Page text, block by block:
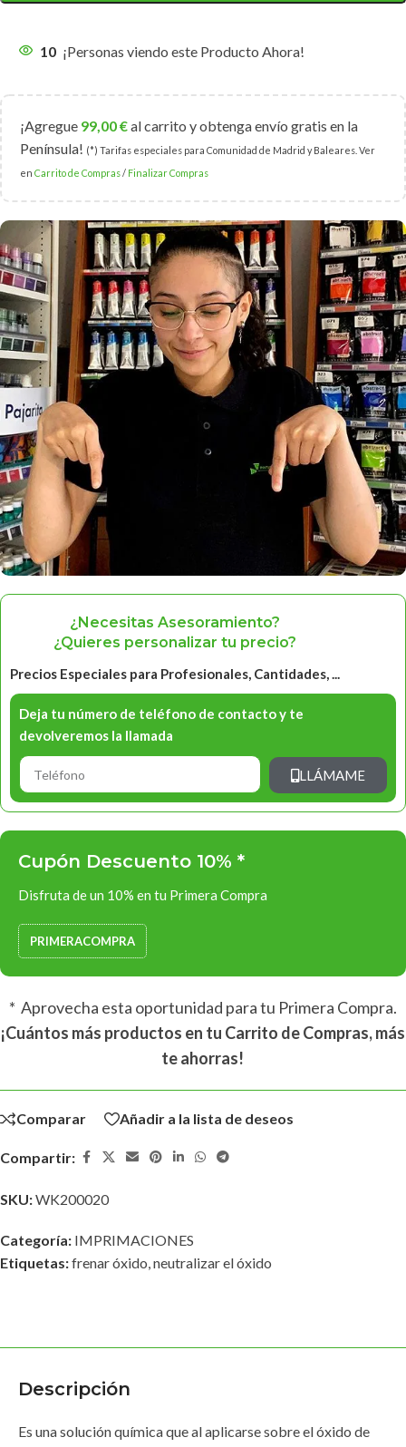
10 ¡Personas viendo este Producto Ahora!
¡Agregue 99,00€al carrito y obtenga envío gratis en la
Península! (*) Tarifas especiales para Comunidad de Madrid y Baleares. Ver
en Carrito de Compras/ Finalizar Compras
¿Necesitas Asesoramiento?
¿Quieres personalizar tu precio?
Precios Especiales para Profesionales, Cantidades, ...
Deja tu número de teléfono de contacto y te
devolveremos la llamada
LLÁMAME
Cupón Descuento 10% *
Disfruta de un 10% en tu Primera Compra
PRIMERACOMPRA
* Aprovecha esta oportunidad para tu Primera Compra.
¡Cuántos más productos en tu Carrito de Compras, más
te ahorras!
Comparar Añadir a la lista de deseos
Compartir:
SKU:WK200020
Categoría: IMPRIMACIONES
Etiquetas:frenar óxido neutralizar el óxido
Descripción
Es una solución química que al aplicarse sobre el óxido de